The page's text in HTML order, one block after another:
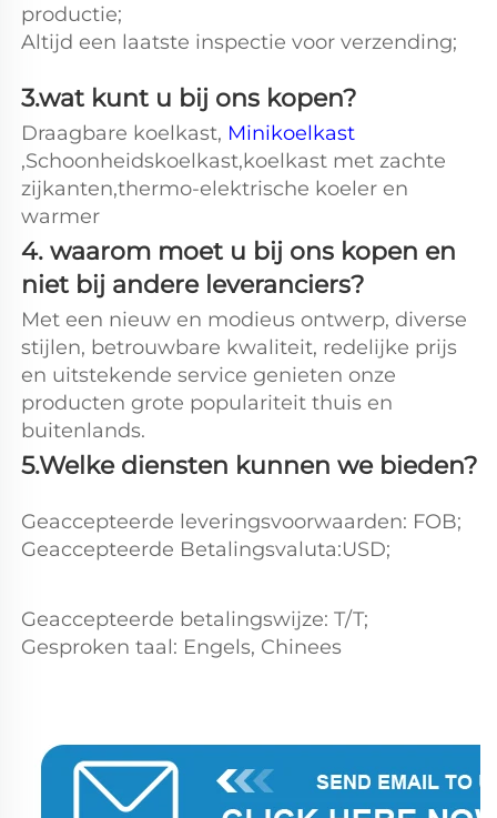
productie;
Altijd een laatste inspectie voor verzending;
3.wat kunt u bij ons kopen?
Draagbare koelkast,
,Schoonheidskoelkast,koelkast met zachte
zijkanten,thermo-elektrische koeler en
warmer
4. waarom moet u bij ons kopen en
niet bij andere leveranciers?
Met een nieuw en modieus ontwerp, diverse
stijlen, betrouwbare kwaliteit, redelijke prijs
en uitstekende service genieten onze
producten grote populariteit thuis en
buitenlands.
Geaccepteerde leveringsvoorwaarden: FOB;
Geaccepteerde Betalingsvaluta:USD;
Geaccepteerde betalingswijze: T/T;
Gesproken taal: Engels, Chinees